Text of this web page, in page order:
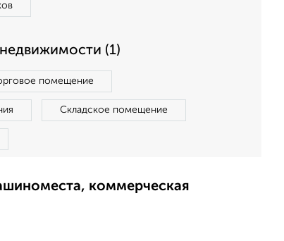
(1)
помещение
Складское помещение
коммерческая